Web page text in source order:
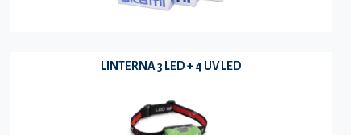
LINTERNA 3 LED + 4 UV LED